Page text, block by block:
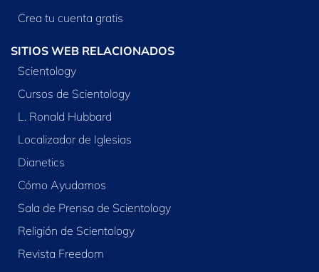
Crea tu cuenta gratis
SITIOS WEB RELACIONADOS
Scientology
Cursos de Scientology
L. Ronald Hubbard
Localizador de Iglesias
Dianetics
Cómo Ayudamos
Sala de Prensa de Scientology
Religión de Scientology
Revista Freedom